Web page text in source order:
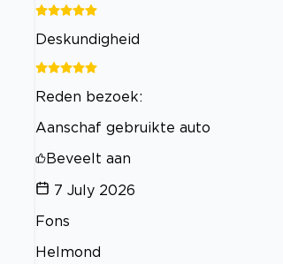
Deskundigheid
Reden bezoek:
Aanschaf gebruikte auto
Beveelt aan
7 July 2026
Fons
Helmond